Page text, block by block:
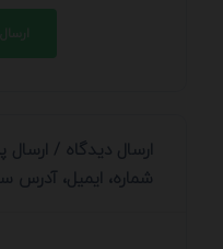
ارسال دیدگاه /
شماره، ایمیل، آدرس